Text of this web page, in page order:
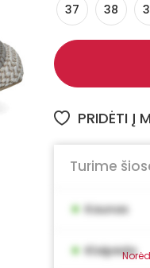
37 38
PRIDĖTI Į
Turime
• Kaunas
• Klaipėda